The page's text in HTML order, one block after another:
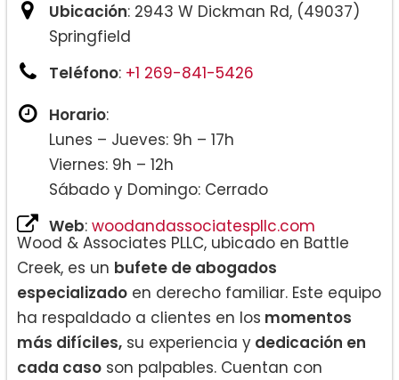
Ubicación: 2943 W Dickman Rd, (49037)
Springfield
Teléfono: +1 269-841-5426
Horario:
Lunes – Jueves: 9h – 17h
Viernes: 9h – 12h
Sábado y Domingo: Cerrado
Web: woodandassociatespllc.com
Wood & Associates PLLC, ubicado en Battle
Creek, es un bufete de abogados
especializado en derecho familiar. Este equipo
ha respaldado a clientes en los momentos
más difíciles, su experiencia y dedicación en
cada caso son palpables. Cuentan con